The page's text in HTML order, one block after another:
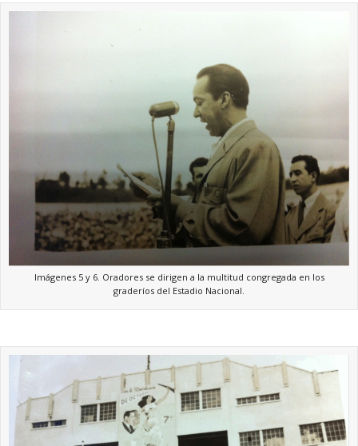
Imágenes 5 y 6. Oradores se dirigen a la multitud congregada en los
graderíos del Estadio Nacional.